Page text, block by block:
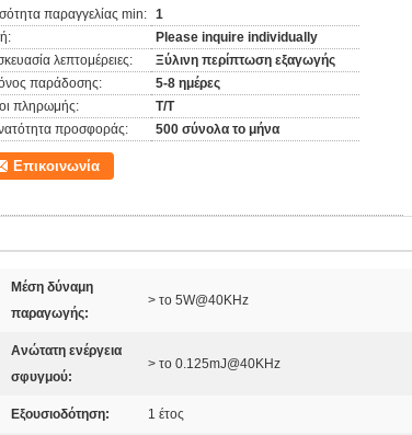
παραγγελίας min: 1
Please inquire individually
λεπτομέρειες:
Ξύλινη περίπτωση εξαγωγής
παράδοσης:
5-8 ημέρες
πληρωμής:
T/T
προσφοράς:
500 σύνολα το μήνα
Επικοινωνία
Μέση δύναμη
παραγωγής:
> το 5W@40KHz
Ανώτατη ενέργεια
σφυγμού:
> το 0.125mJ@40KHz
Εξουσιοδότηση: 1 έτος